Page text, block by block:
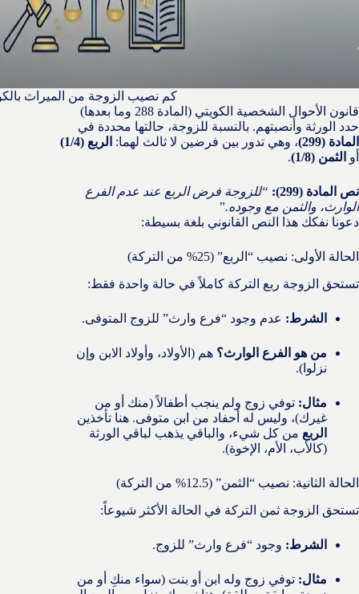
كم نصيب الزوجة من الميراث
قانون الأحوال الشخصية الكويتي (المادة 288 وما بعدها)
حدد الورثة وأنصبتهم. بالنسبة للزوجة، حالتها محددة في
المادة (299)
، وهي تدور بين فرضين لا ثالث لهما: الربع (1/4)
أو الثمن (1/8) .
نص المادة (299):
“للزوجة فرض الربع عند عدم الفرع
الوارث، والثمن مع وجوده.”
دعونا نفكك هذا النص القانوني بلغة بسيطة:
الحالة الأولى: نصيب “الربع” (25% من التركة)
تستحق الزوجة ربع التركة كاملاً في حالة واحدة فقط:
الشرط: عدم وجود “فرع وارث” للزوج المتوفى.
من هو الفرع الوارث؟ هم (الأولاد، وأولاد الابن وإن
نزلوا).
مثال: توفي زوج ولم ينجب أطفالاً (منك أو من
غيرك)، وليس له أحفاد من ابن متوفى. هنا تأخذين
الربع من كل شيء، والباقي يذهب لباقي الورثة
(كالأب، الأم، الإخوة).
الحالة الثانية: نصيب “الثمن” (12.5% من التركة)
تستحق الزوجة ثمن التركة في الحالة الأكثر شيوعاً:
الشرط: وجود “فرع وارث” للزوج.
مثال: توفي زوج وله ابن أو بنت (سواء منكِ أو من